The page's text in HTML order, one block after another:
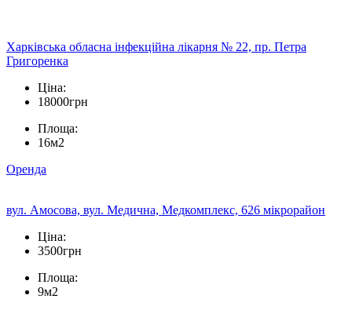
Харківська обласна інфекційна лікарня № 22, пр. Петра
Григоренка
Ціна:
18000грн
Площа:
16м2
Оренда
вул. Амосова, вул. Медична, Медкомплекс, 626 мікрорайон
Ціна:
3500грн
Площа:
9м2